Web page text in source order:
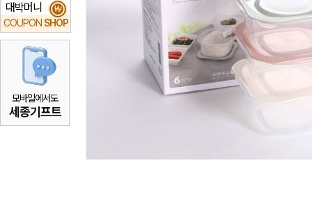
대박머니
COUPON SHOP
₩
모바일에서도
세종기프트